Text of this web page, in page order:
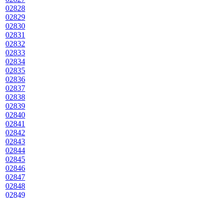
02828
02829
02830
02831
02832
02833
02834
02835
02836
02837
02838
02839
02840
02841
02842
02843
02844
02845
02846
02847
02848
02849